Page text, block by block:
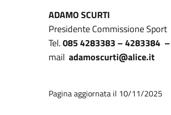
ADAMO SCURTI
Presidente Commissione Sport
Tel.085 4283383 – 4283384
mail adamoscurti@alice.it
Pagina aggiornata il 10/11/2025